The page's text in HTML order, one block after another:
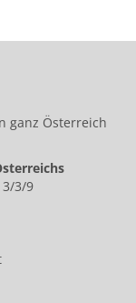
ganz Österreich
3/3/9